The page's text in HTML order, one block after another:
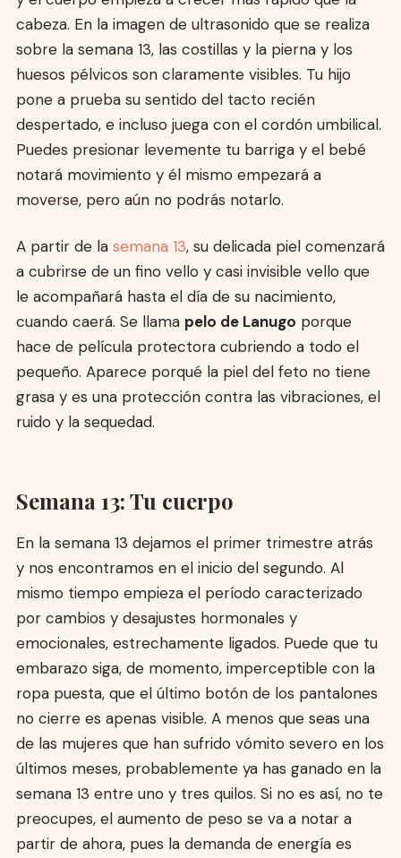
cabeza. En la imagen de ultrasonido que se realiza
sobre la semana 13, las costillas y la pierna y los
huesos pélvicos son claramente visibles. Tu hijo
pone a prueba su sentido del tacto recién
despertado, e incluso juega con el cordón umbilical.
Puedes presionar levemente tu barriga y el bebé
notará movimiento y él mismo empezará a
moverse, pero aún no podrás notarlo.
A partir de la semana 13, su delicada piel comenzará
a cubrirse de un fino vello y casi invisible vello que
le acompañará hasta el día de su nacimiento,
cuando caerá. Se llama pelo de Lanugo porque
hace de película protectora cubriendo a todo el
pequeño. Aparece porqué la piel del feto no tiene
grasa y es una protección contra las vibraciones, el
ruido y la sequedad.
Semana 13: Tu cuerpo
En la semana 13 dejamos el primer trimestre atrás
y nos encontramos en el inicio del segundo. Al
mismo tiempo empieza el período caracterizado
por cambios y desajustes hormonales y
emocionales, estrechamente ligados. Puede que tu
embarazo siga, de momento, imperceptible con la
ropa puesta, que el último botón de los pantalones
no cierre es apenas visible. A menos que seas una
de las mujeres que han sufrido vómito severo en los
últimos meses, probablemente ya has ganado en la
semana 13 entre uno y tres quilos. Si no es así, no te
preocupes, el aumento de peso se va a notar a
partir de ahora, pues la demanda de energía es